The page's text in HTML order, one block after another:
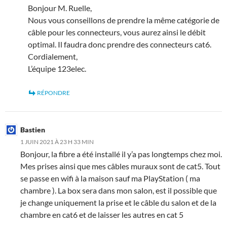
Bonjour M. Ruelle,
Nous vous conseillons de prendre la même catégorie de
câble pour les connecteurs, vous aurez ainsi le débit
optimal. Il faudra donc prendre des connecteurs cat6.
Cordialement,
L’équipe 123elec.
RÉPONDRE
Bastien
1 JUIN 2021 À 23 H 33 MIN
Bonjour, la fibre a été installé il y’a pas longtemps chez moi.
Mes prises ainsi que mes câbles muraux sont de cat5. Tout
se passe en wifi à la maison sauf ma PlayStation ( ma
chambre ). La box sera dans mon salon, est il possible que
je change uniquement la prise et le câble du salon et de la
chambre en cat6 et de laisser les autres en cat 5